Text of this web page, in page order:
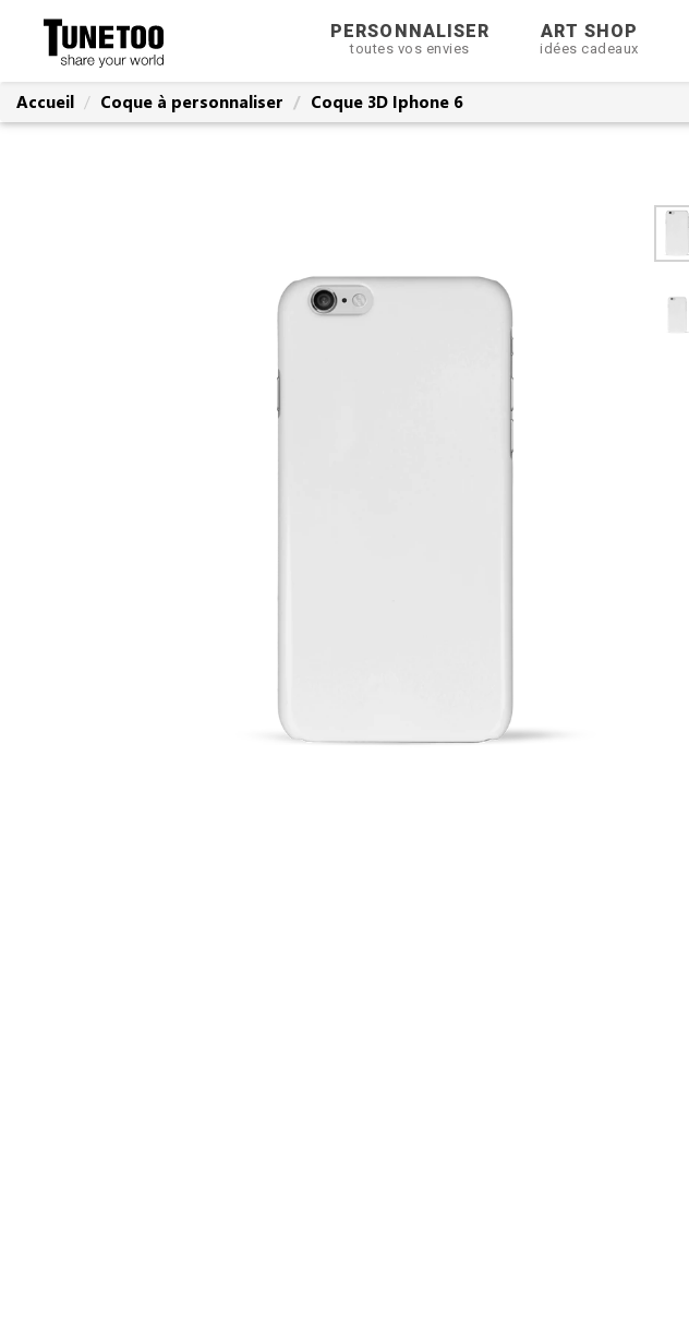
PERSONNALISER
toutes vos envies
ART SHOP
idées cadeaux
Accueil Coque à personnaliser Coque 3D Iphone 6